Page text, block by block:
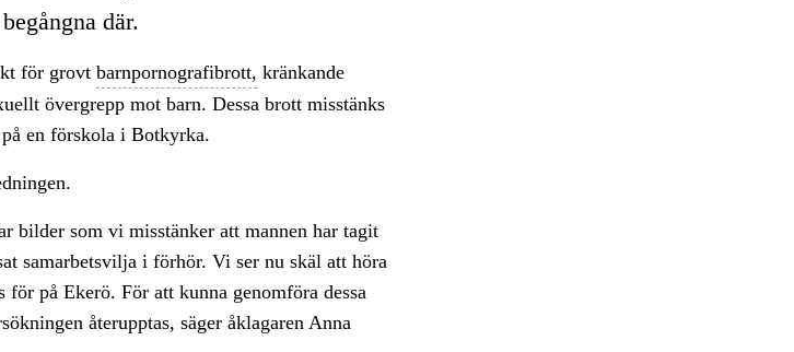
där.
för grovt barnpornografibrott, kränkande
övergrepp mot barn. Dessa brott misstänks
en förskola i Botkyrka.
bilder som vi misstänker att mannen har tagit
samarbetsvilja i förhör. Vi ser nu skäl att höra
på Ekerö. För att kunna genomföra dessa
återupptas, säger åklagaren Anna